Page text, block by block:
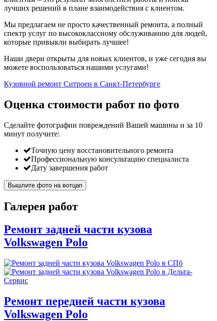
лучших решений в плане взаимодействия с клиентом.
Мы предлагаем не просто качественный ремонта, а полный
спектр услуг по высококлассному обслуживанию для людей,
которые привыкли выбирать лучшее!
Наши двери открыты для новых клиентов, и уже сегодня вы
можете воспользоваться нашими услугами!
Кузовной ремонт Ситроен в Санкт-Петербурге
Оценка стоимости работ по фото
Сделайте фотографии повреждений Вашей машины и за 10
минут получите:
Точную цену восстановительного ремонта
Профессиональную консультацию специалиста
Дату завершения работ
Вышлите фото на вотцап
Галерея работ
Ремонт задней части кузова
Volkswagen Polo
Ремонт передней части кузова
Volkswagen Polo